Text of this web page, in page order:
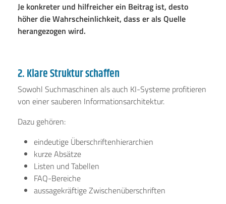
Je konkreter und hilfreicher ein Beitrag ist, desto
höher die Wahrscheinlichkeit, dass er als Quelle
herangezogen wird.
2. Klare Struktur schaffen
Sowohl Suchmaschinen als auch KI-Systeme profitieren
von einer sauberen Informationsarchitektur.
Dazu gehören:
eindeutige Überschriftenhierarchien
kurze Absätze
Listen und Tabellen
FAQ-Bereiche
aussagekräftige Zwischenüberschriften